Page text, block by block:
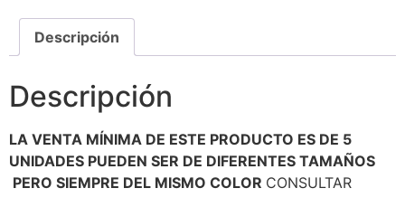
Descripción
Descripción
LA VENTA MÍNIMA DE ESTE PRODUCTO ES DE 5
UNIDADES PUEDEN SER DE DIFERENTES TAMAÑOS
PERO SIEMPRE DEL MISMO COLOR CONSULTAR